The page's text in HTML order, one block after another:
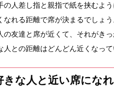
人差し指と親指で紙を挟むよう
れる距離で席が決まるでしょう
の友達と席が近くて、それがき
との距離はどんどん近くなって
きな人と近い席にな